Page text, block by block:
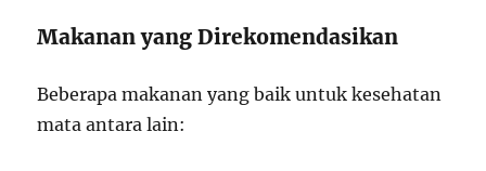
Makanan yang Direkomendasikan
Beberapa makanan yang baik untuk kesehatan
mata antara lain: